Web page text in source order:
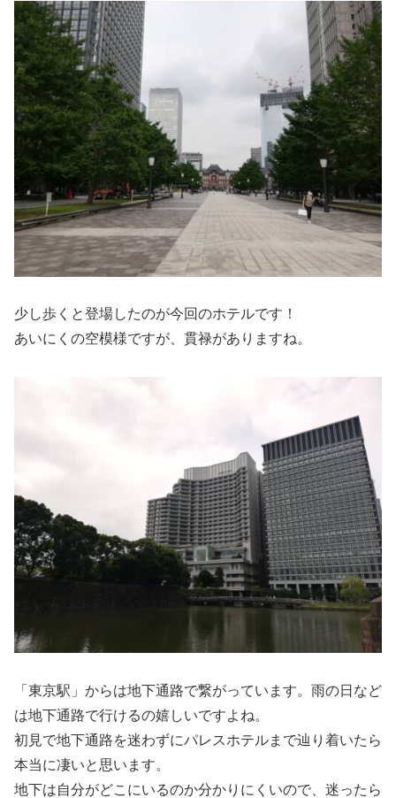
少し歩くと登場したのが今回のホテルです！
あいにくの空模様ですが、貫禄がありますね。
「東京駅」からは地下通路で繋がっています。雨の日など
は地下通路で行けるの嬉しいですよね。
初見で地下通路を迷わずにパレスホテルまで辿り着いたら
本当に凄いと思います。
地下は自分がどこにいるのか分かりにくいので、迷ったら